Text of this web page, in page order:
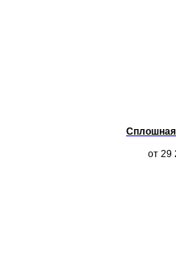
Сплошная
от 29